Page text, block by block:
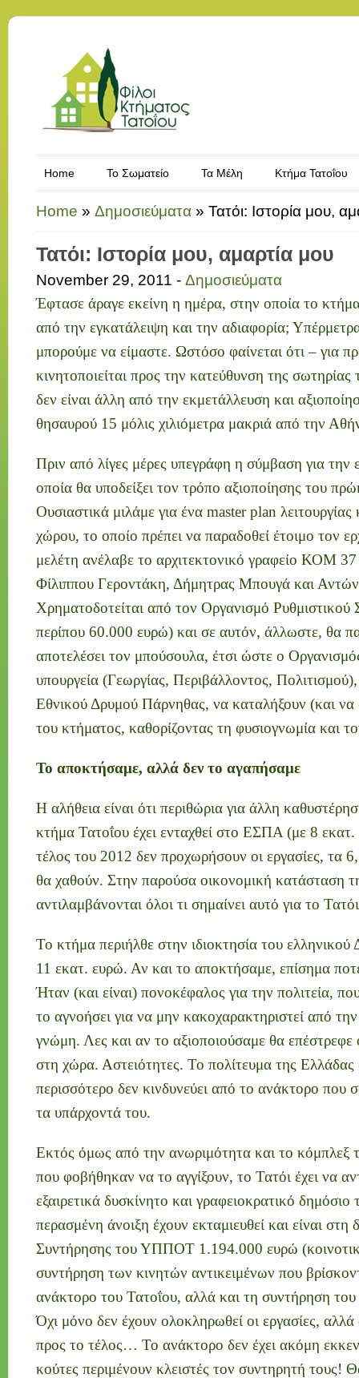
Home Το Σωματείο Τα Μέλη Κτήμα Τατοΐου
Home » Δημοσιεύματα » Τατόι: Ιστορία μου,
Τατόι: Ιστορία μου, αμαρτία μου
November 29, 2011 - Δημοσιεύματα
Έφτασε άραγε εκείνη η ημέρα, στην οποία το
από την εγκατάλειψη και την αδιαφορία;
μπορούμε να είμαστε. Ωστόσο φαίνεται ότι – για
κινητοποιείται προς την κατεύθυνση της
δεν είναι άλλη από την εκμετάλλευση και
θησαυρού 15 μόλις χιλιόμετρα μακριά από την
Πριν από λίγες μέρες υπεγράφη η σύμβαση για την
οποία θα υποδείξει τον τρόπο αξιοποίησης του
Ουσιαστικά μιλάμε για ένα master plan λειτουργίας
χώρου, το οποίο πρέπει να παραδοθεί έτοιμο τον
μελέτη ανέλαβε το αρχιτεκτονικό γραφείο ΚΟΜ
Φίλιππου Γεροντάκη, Δήμητρας Μπουγά και
Χρηματοδοτείται από τον Οργανισμό Ρυθμιστικού
περίπου 60.000 ευρώ) και σε αυτόν, άλλωστε, θα
αποτελέσει τον μπούσουλα, έτσι ώστε ο
υπουργεία (Γεωργίας, Περιβάλλοντος,
Εθνικού Δρυμού Πάρνηθας, να καταλήξουν (και
του κτήματος, καθορίζοντας τη φυσιογνωμία και
Το αποκτήσαμε, αλλά δεν το αγαπήσαμε
Η αλήθεια είναι ότι περιθώρια για άλλη
κτήμα Τατοΐου έχει ενταχθεί στο ΕΣΠΑ (με 8 εκατ.
τέλος του 2012 δεν προχωρήσουν οι εργασίες, τα
θα χαθούν. Στην παρούσα οικονομική κατάσταση
αντιλαμβάνονται όλοι τι σημαίνει αυτό για το
Το κτήμα περιήλθε στην ιδιοκτησία του
11 εκατ. ευρώ. Αν και το αποκτήσαμε, επίσημα
Ήταν (και είναι) πονοκέφαλος για την πολιτεία,
το αγνοήσει για να μην κακοχαρακτηριστεί από
γνώμη. Λες και αν το αξιοποιούσαμε θα επέστρεφε
στη χώρα. Αστειότητες. Το πολίτευμα της Ελλάδας
περισσότερο δεν κινδυνεύει από το ανάκτορο που
τα υπάρχοντά του.
Εκτός όμως από την ανωριμότητα και το κόμπλεξ
που φοβήθηκαν να το αγγίξουν, το Τατόι έχει να
εξαιρετικά δυσκίνητο και γραφειοκρατικό
περασμένη άνοιξη έχουν εκταμιευθεί και είναι στη
Συντήρησης του ΥΠΠΟΤ 1.194.000 ευρώ
συντήρηση των κινητών αντικειμένων που
ανάκτορο του Τατοΐου, αλλά και τη συντήρηση
Όχι μόνο δεν έχουν ολοκληρωθεί οι εργασίες,
προς το τέλος… Το ανάκτορο δεν έχει ακόμη
κούτες περιμένουν κλειστές τον συντηρητή τους!